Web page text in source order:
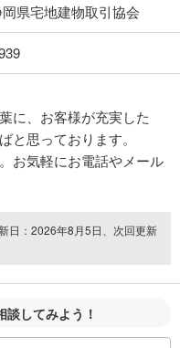
県宅地建物取引協会
に、お客様が充実した
と思っております。
お気軽にお電話やメール
日：2026年8月5日、次回更新
してみよう！